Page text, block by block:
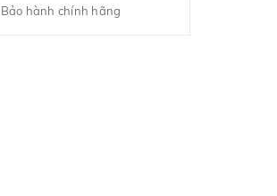
Bảo hành chính hãng